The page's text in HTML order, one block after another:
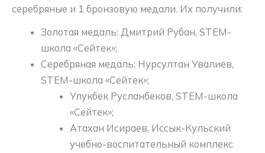
серебряные и 1 бронзовую медали. Их получили:
Золотая медаль: Дмитрий Рубан, STEM-
школа «Сейтек»;
Серебряная медаль: Нурсултан Увалиев,
STEM-школа «Сейтек»;
Улукбек Русланбеков, STEM-школа
«Сейтек»;
Атахан Исираев, Иссык-Кульский
учебно-воспитательный комплекс